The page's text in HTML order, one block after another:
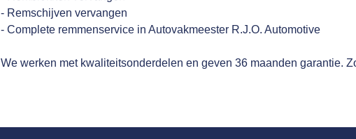
- Remschijven vervangen
- Complete remmenservice in Autovakmeester R.J.O. Automotive
We werken met kwaliteitsonderdelen en geven 36 maanden garantie.